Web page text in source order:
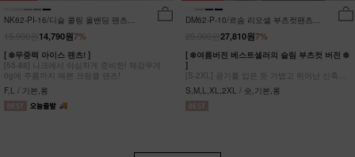
NK62-PI-16/디슬 쿨링 올밴딩 팬츠
7%
14,790원
[ ❄️무중력 아이스 팬츠! ]
[55-88] 나크에서 야심차게 준비한! 체감무게
0g에 주름까지 예쁜 크링클 팬츠!
F,L / 기본,롱
DM62-P-10/르솜 리오셀 부츠컷팬츠
7%
27,810원
[ ❄️여름버전 베스트셀러의 슬림 부츠컷 버전 ❄️
]
[S-2XL] 공기를 입은 듯 가볍고 뛰어난 신축성
원단에 슬림함을 더한 부츠컷 팬츠!
S,M,L,XL,2XL / 숏,기본,롱